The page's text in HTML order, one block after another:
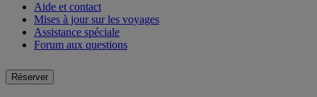
Aide et contact
Mises à jour sur les voyages
Assistance spéciale
Forum aux questions
Réserver